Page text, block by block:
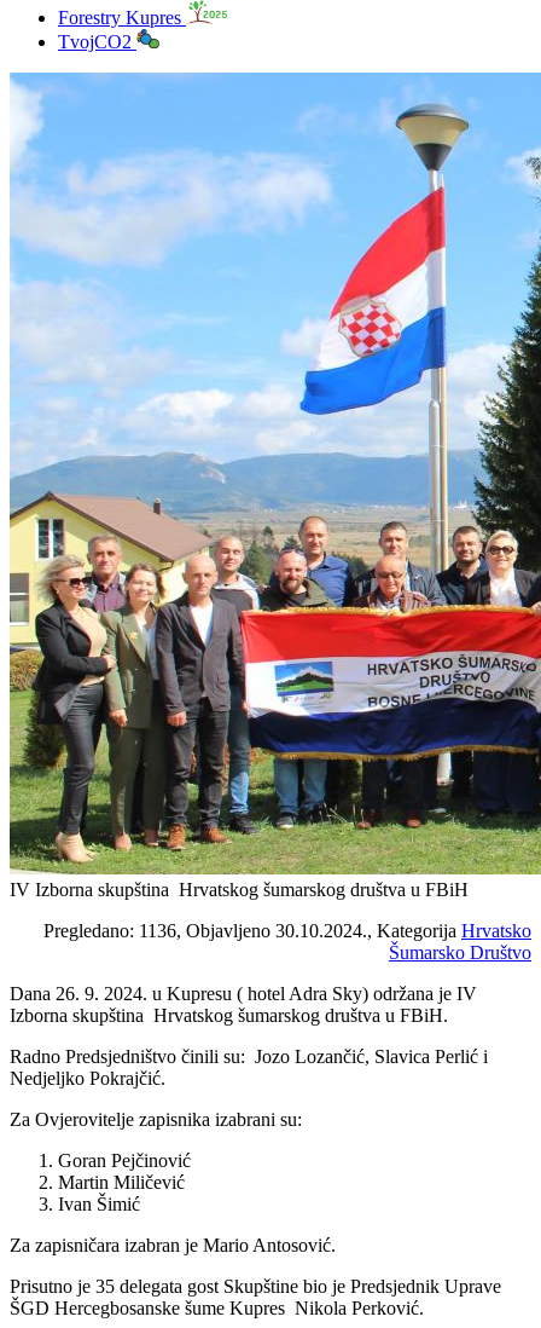
Forestry Kupres
TvojCO2
IV Izborna skupština Hrvatskog šumarskog društva u FBiH
Pregledano: 1136, Objavljeno 30.10.2024., Kategorija Hrvatsko
Šumarsko Društvo
Dana 26. 9. 2024. u Kupresu ( hotel Adra Sky) održana je IV
Izborna skupština Hrvatskog šumarskog društva u FBiH.
Radno Predsjedništvo činili su: Jozo Lozančić, Slavica Perlić i
Nedjeljko Pokrajčić.
Za Ovjerovitelje zapisnika izabrani su:
Goran Pejčinović
Martin Miličević
Ivan Šimić
Za zapisničara izabran je Mario Antosović.
Prisutno je 35 delegata gost Skupštine bio je Predsjednik Uprave
ŠGD Hercegbosanske šume Kupres Nikola Perković.